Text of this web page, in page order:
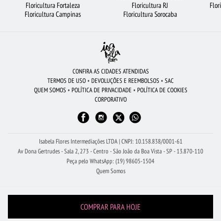
FLORES COLORIDAS ARRANJO DE FLORES COROA DE FLORES
ROSAS
FLORES
FLORICULTURA UBERLÂNDIA FLORICULTURA FORTALEZA ORQUÍDEAS
FLORES DO CAMPO
BUQUÊ DE ROSAS VERMELHAS
Floricultura Fortaleza
Floricultura Campinas
Floricultura RJ
Floricultura Sorocaba
CONFIRA AS CIDADES ATENDIDAS
TERMOS DE USO • DEVOLUÇÕES E REEMBOLSOS • SAC
QUEM SOMOS • POLÍTICA DE PRIVACIDADE • POLÍTICA DE COOKIES
CORPORATIVO
Isabela Flores Intermediações LTDA | CNPJ: 10.158.838/0001-61
Av Dona Gertrudes - Sala 2, 273 - Centro - São João da Boa Vista - SP - 13.870-110
Peça pelo WhatsApp: (19) 98605-1504
Quem Somos
COMPRAR PARA HOJE